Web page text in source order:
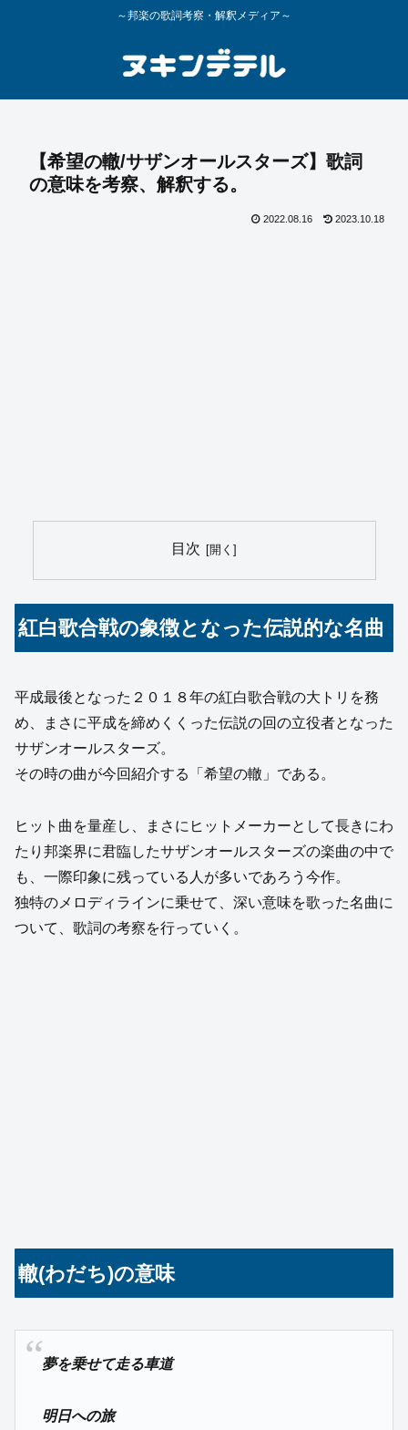
～邦楽の歌詞考察・解釈メディア～
【希望の轍/サザンオールスターズ】歌詞
の意味を考察、解釈する。
2022.08.16 2023.10.18
目次
紅白歌合戦の象徴となった伝説的な名曲
平成最後となった２０１８年の紅白歌合戦の大トリを務
め、まさに平成を締めくくった伝説の回の立役者となった
サザンオールスターズ。
その時の曲が今回紹介する「希望の轍」である。
ヒット曲を量産し、まさにヒットメーカーとして長きにわ
たり邦楽界に君臨したサザンオールスターズの楽曲の中で
も、一際印象に残っている人が多いであろう今作。
独特のメロディラインに乗せて、深い意味を歌った名曲に
ついて、歌詞の考察を行っていく。
轍(わだち)の意味
夢を乗せて走る車道
明日への旅